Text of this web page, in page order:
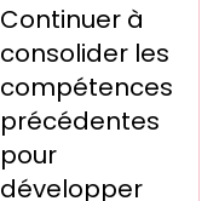
Continuer à
consolider les
compétences
précédentes
pour
développer